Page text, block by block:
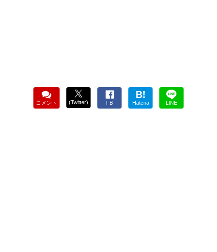
コメント (Twitter) FB
B!
Hatena LINE